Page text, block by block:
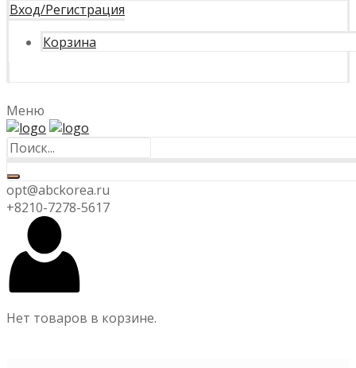
Вход/Регистрация
Корзина
Меню
opt@abckorea.ru
+8210-7278-5617
Нет товаров в корзине.